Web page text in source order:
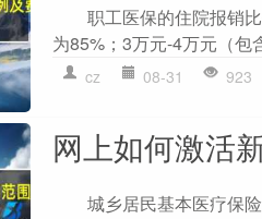
职工医保的住院报销比
为85%；3万元-4万元（包
cz 08-31 923
网上如何激活
城乡居民基本医疗保险